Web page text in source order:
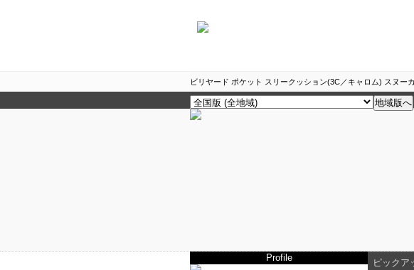
ビリヤード ポケット スリークッション(3C／キャロム) スヌー
Profile ピックア